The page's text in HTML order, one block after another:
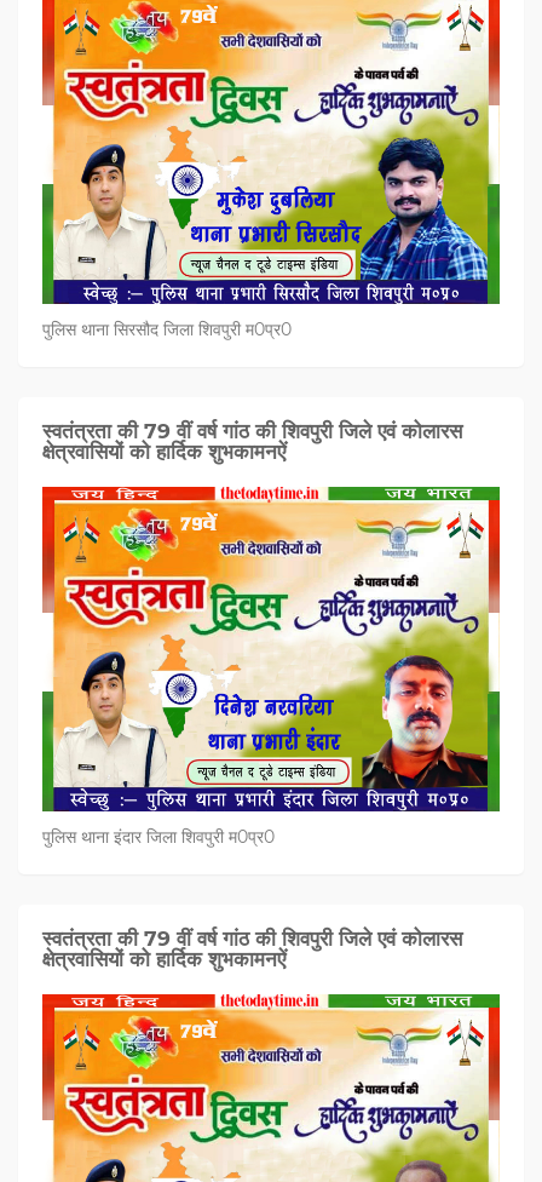
पुलिस थाना सिरसौद जिला शिवपुरी म0प्र0
स्वतंत्रता की 79 वीं वर्ष गांठ की शिवपुरी जिले एवं कोलारस
क्षेत्रवासियों को हार्दिक शुभकामनऐं
पुलिस थाना इंदार जिला शिवपुरी म0प्र0
स्वतंत्रता की 79 वीं वर्ष गांठ की शिवपुरी जिले एवं कोलारस
क्षेत्रवासियों को हार्दिक शुभकामनऐं